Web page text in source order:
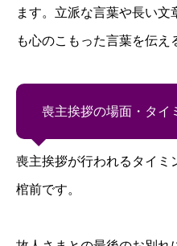
ます。立派な言葉や長い
も心のこもった言葉を伝え
喪主挨拶の場面・タイ
喪主挨拶が行われるタイミ
棺前です。